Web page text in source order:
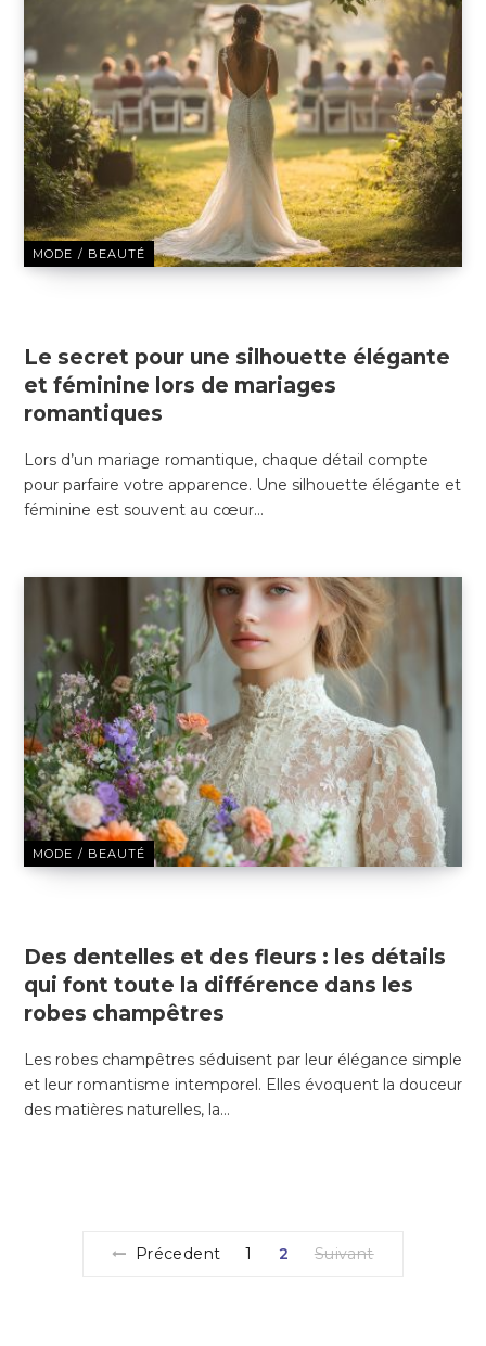
MODE / BEAUTÉ
Le secret pour une silhouette élégante
et féminine lors de mariages
romantiques
Lors d’un mariage romantique, chaque détail compte
pour parfaire votre apparence. Une silhouette élégante et
féminine est souvent au cœur…
MODE / BEAUTÉ
Des dentelles et des fleurs : les détails
qui font toute la différence dans les
robes champêtres
Les robes champêtres séduisent par leur élégance simple
et leur romantisme intemporel. Elles évoquent la douceur
des matières naturelles, la…
Précedent 1 2 Suivant